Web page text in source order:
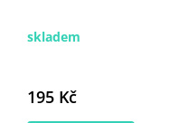
skladem
195 Kč